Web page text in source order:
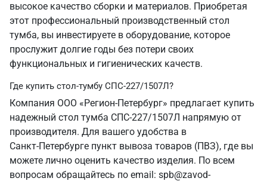
высокое качество сборки и материалов. Приобретая
этот профессиональный производственный стол
тумба, вы инвестируете в оборудование, которое
прослужит долгие годы без потери своих
функциональных и гигиенических качеств.
Где купить стол-тумбу СПС-227/1507Л?
Компания ООО «Регион-Петербург» предлагает купить
надежный стол тумба СПС-227/1507Л напрямую от
производителя. Для вашего удобства в
Санкт‑Петербурге пункт вывоза товаров (ПВЗ), где вы
можете лично оценить качество изделия. По всем
вопросам обращайтесь по email: spb@zavod-